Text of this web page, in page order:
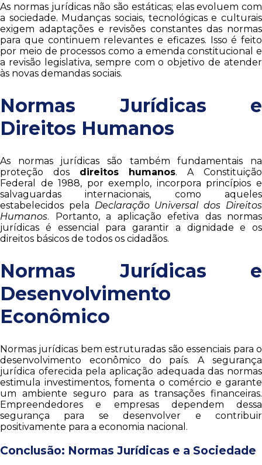
As normas jurídicas não são estáticas; elas evoluem com
a sociedade. Mudanças sociais, tecnológicas e culturais
exigem adaptações e revisões constantes das normas
para que continuem relevantes e eficazes. Isso é feito
por meio de processos como a emenda constitucional e
a revisão legislativa, sempre com o objetivo de atender
às novas demandas sociais.
Normas Jurídicas e
Direitos Humanos
As normas jurídicas são também fundamentais na
proteção dos direitos humanos. A Constituição
Federal de 1988, por exemplo, incorpora princípios e
salvaguardas internacionais, como aqueles
estabelecidos pela Declaração Universal dos Direitos
Humanos. Portanto, a aplicação efetiva das normas
jurídicas é essencial para garantir a dignidade e os
direitos básicos de todos os cidadãos.
Normas Jurídicas e
Desenvolvimento
Econômico
Normas jurídicas bem estruturadas são essenciais para o
desenvolvimento econômico do país. A segurança
jurídica oferecida pela aplicação adequada das normas
estimula investimentos, fomenta o comércio e garante
um ambiente seguro para as transações financeiras.
Empreendedores e empresas dependem dessa
segurança para se desenvolver e contribuir
positivamente para a economia nacional.
Conclusão: Normas Jurídicas e a Sociedade